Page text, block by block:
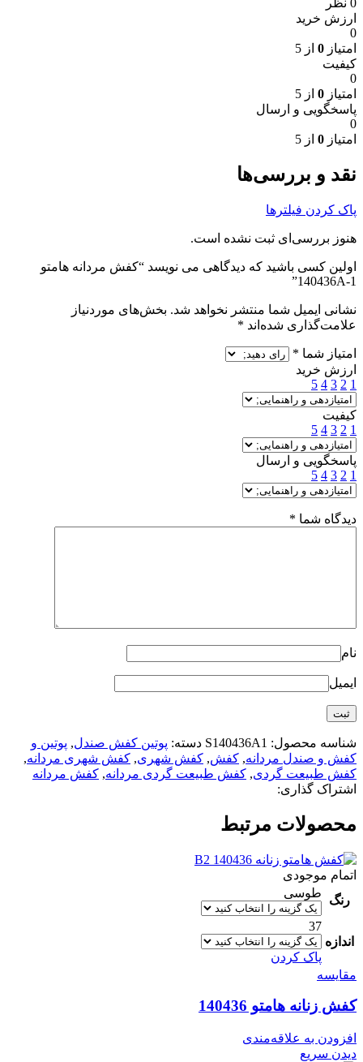
0 نظر
ارزش خرید
0
امتیاز 0 از 5
کیفیت
0
امتیاز 0 از 5
پاسخگویی و ارسال
0
امتیاز 0 از 5
نقد و بررسی‌ها
پاک کردن فیلترها
هنوز بررسی‌ای ثبت نشده است.
اولین کسی باشید که دیدگاهی می نویسد “کفش مردانه هامتو
140436A-1”
نشانی ایمیل شما منتشر نخواهد شد. بخش‌های موردنیاز
علامت‌گذاری شده‌اند *
امتیاز شما *
ارزش خرید
1
2
3
4
5
کیفیت
1
2
3
4
5
پاسخگویی و ارسال
1
2
3
4
5
دیدگاه شما *
نام
ایمیل
شناسه محصول: S140436A1 دسته: پوتین کفش صندل, پوتین و
کفش و صندل مردانه, کفش, کفش شهری, کفش شهری مردانه,
کفش طبیعت گردی, کفش طبیعت گردی مردانه, کفش مردانه
اشتراک گذاری:
محصولات مرتبط
اتمام موجودی
رنگ
طوسی
اندازه
37
پاک کردن
مقایسه
کفش زنانه هامتو 140436
افزودن به علاقه‌مندی
دیدن سریع